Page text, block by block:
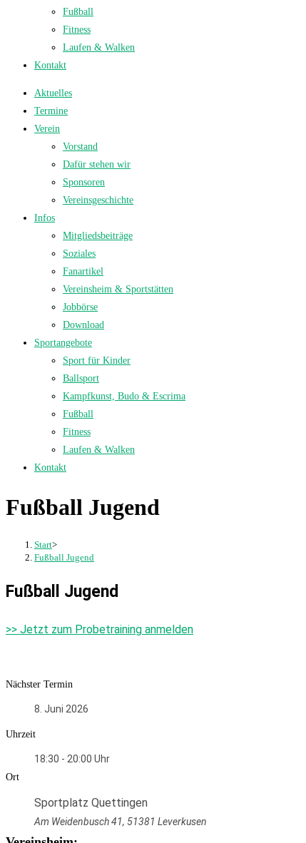
Fußball
Fitness
Laufen & Walken
Kontakt
Aktuelles
Termine
Verein
Vorstand
Dafür stehen wir
Sponsoren
Vereinsgeschichte
Infos
Mitgliedsbeiträge
Soziales
Fanartikel
Vereinsheim & Sportstätten
Jobbörse
Download
Sportangebote
Sport für Kinder
Ballsport
Kampfkunst, Budo & Escrima
Fußball
Fitness
Laufen & Walken
Kontakt
Fußball Jugend
Start>
Fußball Jugend
Fußball Jugend
>> Jetzt zum Probetraining anmelden
Nächster Termin
8. Juni 2026
Uhrzeit
18:30 - 20:00
Ort
Sportplatz Quettingen
Am Weidenbusch 41, 51381 Leverkusen